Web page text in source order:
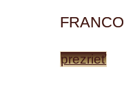
prezrieť